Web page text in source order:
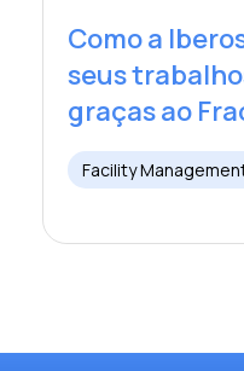
Como a
seus
graças ao
Facility